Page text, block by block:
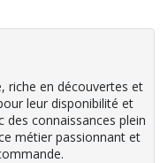
riche en découvertes et
leur disponibilité et
connaissances plein
métier passionnant et